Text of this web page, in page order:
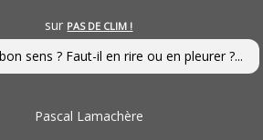
sur PAS DE CLIM !
sens ? Faut-il en rire ou en pleurer ?...
Pascal Lamachère